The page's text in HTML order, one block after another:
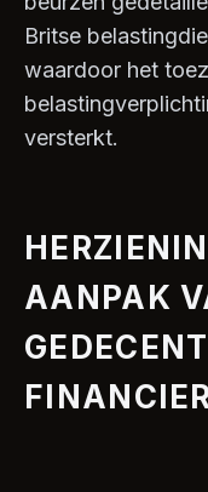
Britse
waardoor het
versterkt.
AANPAK